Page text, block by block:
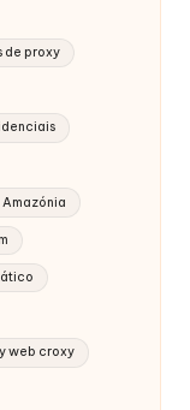
de proxy
Amazónia
web croxy